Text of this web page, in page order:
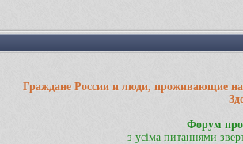
Граждане России и люди, проживающие на
Форум
з усіма питаннями